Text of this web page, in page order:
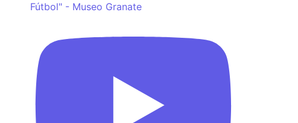
Fútbol" - Museo Granate